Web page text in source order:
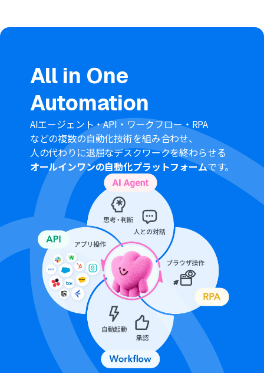
ション
Slackのトリガー設定では、事業アイデアを投稿する専用
のチャンネルIDを正しく指定してください。
出力される事業計画書の項目やトーンを自社のフォーマッ
トに合わせてカスタマイズ可能です。
Google Driveのオペレーション設定では、作成された事
業計画書を保存するフォルダIDを任意で設定してくださ
い。
■注意事項
Slack、Googleドキュメント、Google Driveのそれぞれ
とYoomを連携してください。AIワーカー内で使用するツ
ール（アプリ）についてもマイアプリ連携が必要です。
AIワーカーの基本設定は「 【AIワーカー】基本的な設定方
法 」をご参照ください。
AIワーカーの同時実行数・作成可能なAIワーカー数・利用
可能なAIモデルはご契約中のプランによって異なります。
AIワーカー内でご利用いただけるアプリやオペレーション
等はフローボットの利用制限と同様です。
AIワーカーは、テスト実行でも本番実行と同様にタスクを
消費しますのでご注意ください。詳細は「【AIワーカー】
タスク実行数の計算方法
」ご参照ください。
AIワーカーはマニュアルを詳細に設定することで適切な処
理を実行しやすくなります。詳細は「【AIワーカー】マニ
ュアルの作成方法」をご参照ください。
All in One
Automation
AIエージェント・API・ワークフロー・RPA
などの複数の自動化技術を組み合わせ、
人の代わりに退屈なデスクワークを終わらせる
オールインワンの自動化プラットフォームです。